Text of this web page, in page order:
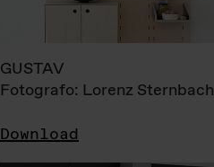
GUSTAV
Fotografo: Lorenz Sternbach
Download